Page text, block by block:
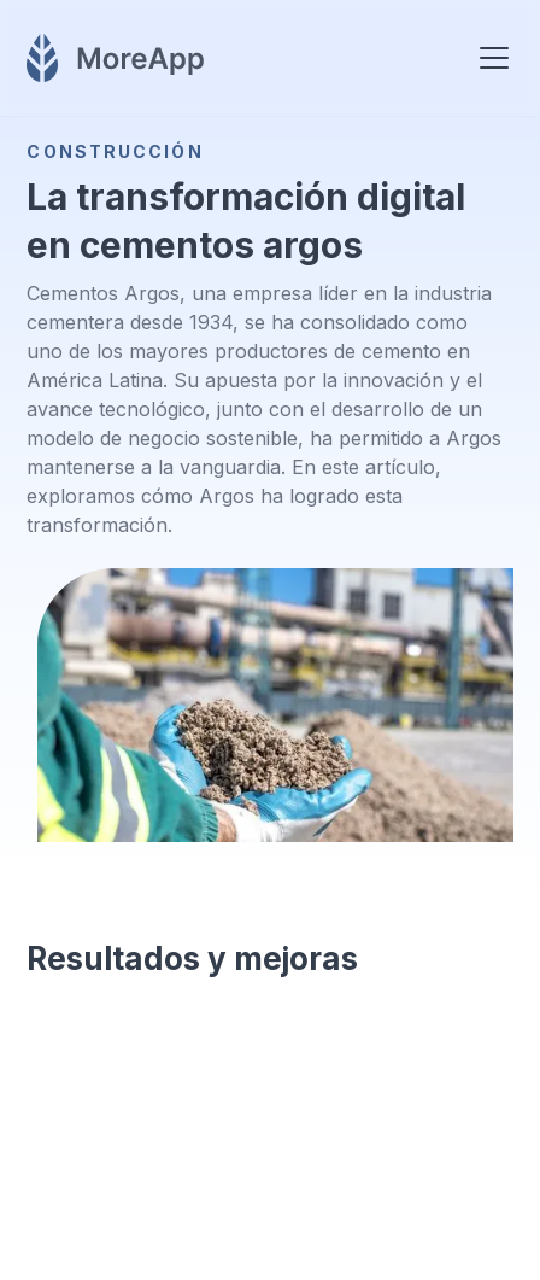
CONSTRUCCIÓN
La transformación digital
en cementos argos
Cementos Argos, una empresa líder en la industria
cementera desde 1934, se ha consolidado como
uno de los mayores productores de cemento en
América Latina. Su apuesta por la innovación y el
avance tecnológico, junto con el desarrollo de un
modelo de negocio sostenible, ha permitido a Argos
mantenerse a la vanguardia. En este artículo,
exploramos cómo Argos ha logrado esta
transformación.
Resultados y mejoras